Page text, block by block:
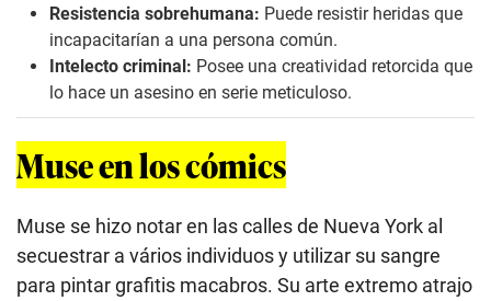
Resistencia sobrehumana: Puede resistir heridas que
incapacitarían a una persona común.
Intelecto criminal: Posee una creatividad retorcida que
lo hace un asesino en serie meticuloso.
Muse en los cómics
Muse se hizo notar en las calles de Nueva York al
secuestrar a vários individuos y utilizar su sangre
para pintar grafitis macabros. Su arte extremo atrajo